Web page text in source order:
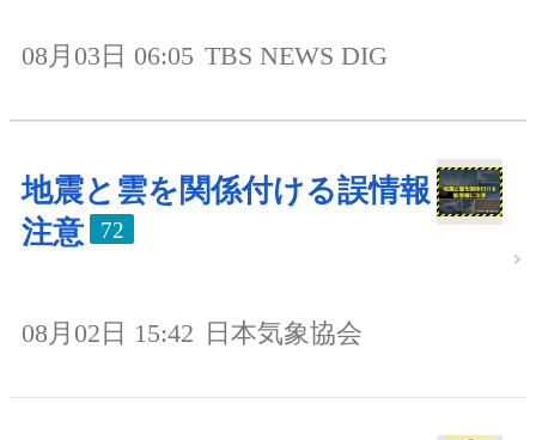
08月03日 06:05 TBS NEWS DIG
地震と雲を関係付ける誤情報
注意
72
08月02日 15:42 日本気象協会